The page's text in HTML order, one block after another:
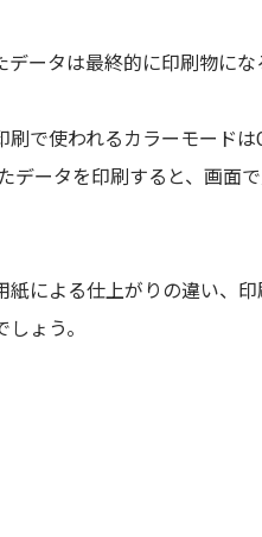
データは最終的に印刷物に
刷で使われるカラーモード
データを印刷すると、画面
紙による仕上がりの違い、
ょう。